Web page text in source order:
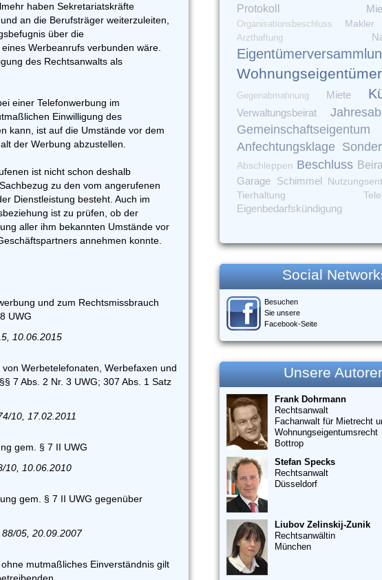
haben Sekretariatskräfte
an die Berufsträger weiterzuleiten,
über die
Werbeanrufs verbunden wäre.
des Rechtsanwalts als
einer Telefonwerbung im
Einwilligung des
kann, ist auf die Umstände vor dem
der Werbung abzustellen.
ist nicht schon deshalb
zu den vom angerufenen
Dienstleistung besteht. Auch im
ist zu prüfen, ob der
aller ihm bekannten Umstände vor
annehmen konnte.
und zum Rechtsmissbrauch
UWG
10.06.2015
Werbetelefonaten, Werbefaxen und
7 Abs. 2 Nr. 3 UWG; 307 Abs. 1 Satz
10, 17.02.2011
gem. § 7 II UWG
10, 10.06.2010
gem. § 7 II UWG gegenüber
05, 20.09.2007
mutmaßliches Einverständnis gilt
Protokoll
Organisationsbeschluss Makler
Arzthaftung
Wohnungseigentümer
Gegenabmahnung
Miete
Verwaltungsbeirat
Gemeinschaftseigentum
Anfechtungsklage
Abschleppen Beschluss
Garage
Schimmel
Tierhaltung
Eigenbedarfskündigung
Social
Besuchen
Sie unsere
Facebook-Seite
Unsere
Frank Dohrmann
Rechtsanwalt
Fachanwalt für Mietrecht
Wohnungseigentumsrecht
Bottrop
Stefan Specks
Rechtsanwalt
Düsseldorf
Liubov Zelinskij-Zunik
Rechtsanwältin
München